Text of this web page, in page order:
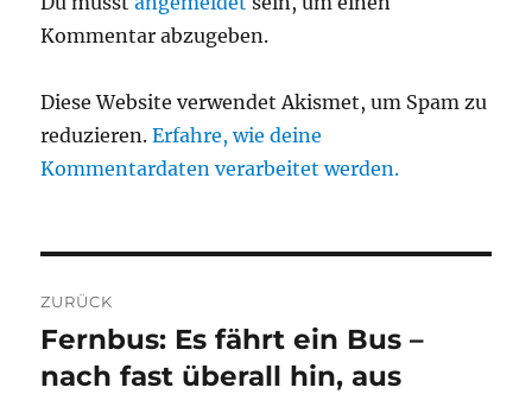
Kommentar abzugeben.
Diese Website verwendet Akismet, um Spam zu
reduzieren.Erfahre, wie deine
Kommentardaten verarbeitet werden.
ZURÜCK
Vorheriger
Beitrag:
Fernbus: Es fährt ein Bus –
nach fast überall hin, aus